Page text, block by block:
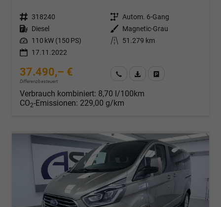
Fahrzeugnr. 318240 Getriebe Autom. 6-Gang
Kraftstoff Diesel Außenfarbe
Magnetic-Grau
Leistung 110 kW (150 PS) Kilometerstand
51.279 km
17.11.2022
37.490,– €
Differenzbesteuert
Wir rufen Sie anFahrzeugexposé (PDF)
Verbrauch kombiniert: 8,70 l/100km
CO2-Emissionen: 229,00 g/km